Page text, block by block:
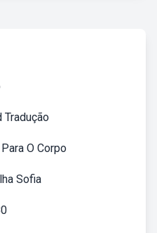
Tradução
O Corpo
Sofia